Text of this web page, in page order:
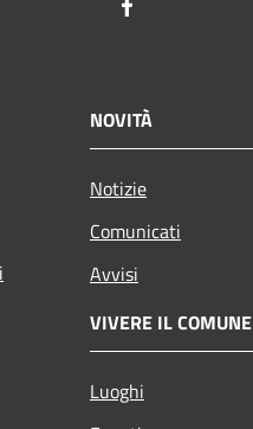
NOVITÀ
Notizie
Comunicati
Avvisi
VIVERE IL COMUNE
Luoghi